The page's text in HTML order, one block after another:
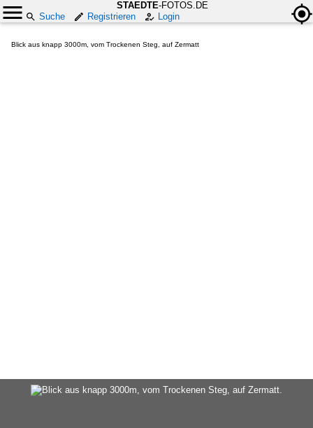
STAEDTE-FOTOS.DE
Suche
Registrieren Login
Blick aus knapp 3000m, vom Trockenen Steg, auf Zermatt